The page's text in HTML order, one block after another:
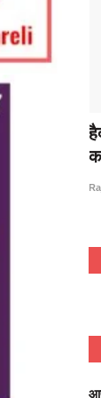
अस्पताल)